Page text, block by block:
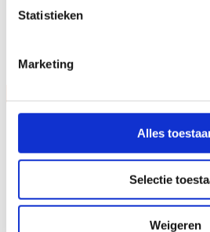
Statistieken
Marketing
Alles
Selectie
Weigeren
aan de werkbroek vast te maken
dispensers bij de keten.